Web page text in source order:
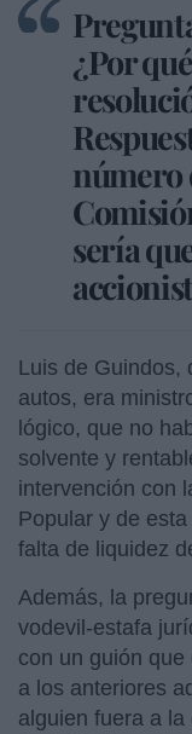
¿Por
número
sería
Luis de Guindos,
autos, era
lógico, que no
solvente y
intervención con
Popular y de
falta de liquidez
Además, la
vodevil-estafa
con un guión
a los anteriores
alguien fuera a